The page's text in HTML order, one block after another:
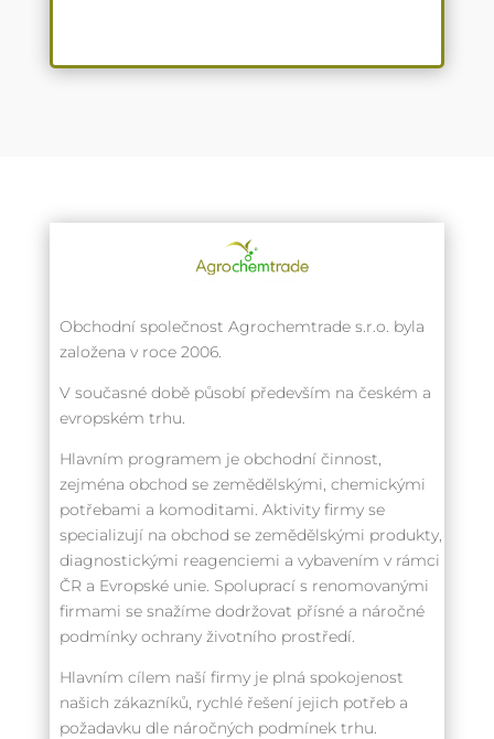
Obchodní společnost Agrochemtrade s.r.o. byla
založena v roce 2006.
V současné době působí především na českém a
evropském trhu.
Hlavním programem je obchodní činnost,
zejména obchod se zemědělskými, chemickými
potřebami a komoditami. Aktivity firmy se
specializují na obchod se zemědělskými produkty,
diagnostickými reagenciemi a vybavením v rámci
ČR a Evropské unie. Spoluprací s renomovanými
firmami se snažíme dodržovat přísné a náročné
podmínky ochrany životního prostředí.
Hlavním cílem naší firmy je plná spokojenost
našich zákazníků, rychlé řešení jejich potřeb a
požadavku dle náročných podmínek trhu.